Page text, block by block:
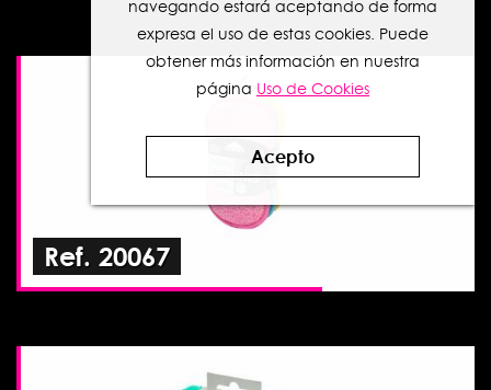
navegando estará aceptando de forma
expresa el uso de estas cookies. Puede
obtener más información en nuestra
página Uso de Cookies
Acepto
Ref. 20067